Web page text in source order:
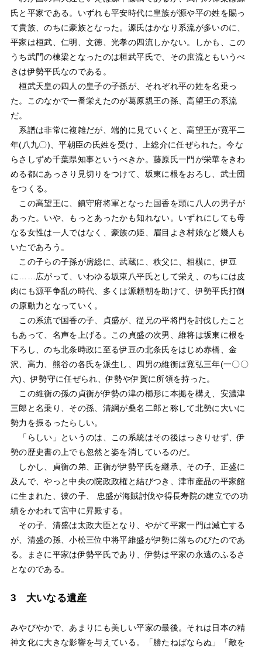
氏と平家である。いずれも平安時代に皇族が源や平の姓を賜っ
て貴族、のちに豪族となった。源氏はかなり系流が多いのに、
平家は桓武、仁明、文徳、光孝の四流しかない。しかも、この
うち武門の棟梁となったのは桓武平氏で、その庶流ともいうべ
きは伊勢平氏なのである。
桓武天皇の四人の皇子の子孫が、それぞれ平の姓を名乗っ
た。このなかで一番栄えたのが葛原親王の孫、高望王の系流
だ。
系譜は非常に複雑だが、端的に見ていくと、高望王が寛平二
年(八九〇)、平朝臣の氏姓を受け、上総介に任ぜられた。今な
らさしずめ千葉県知事というべきか。藤原氏一門が栄華をきわ
める都にあっさり見切りをつけて、坂東に根をおろし、武士団
をつくる。
この高望王に、鎮守府将軍となった国香を頭に八人の男子が
あった。いや、もっとあったかも知れない。いずれにしても母
なる女性は一人ではなく、豪族の姫、眉目よき村娘など幾人も
いたであろう。
この子らの子孫が房総に、武蔵に、秩父に、相模に、伊豆
に……広がって、いわゆる坂東八平氏として栄え、のちには皮
肉にも源平争乱の時代、多くは源頼朝を助けて、伊勢平氏打倒
の原動力となっていく。
この系流で国香の子、貞盛が、従兄の平将門を討伐したこと
もあって、名声を上げる。この貞盛の次男、維将は坂東に根を
下ろし、のち北条時政に至る伊豆の北条氏をはじめ赤橋、金
沢、高力、熊谷の各氏を派生し、四男の維衡は寛弘三年(一〇〇
六)、伊勢守に任ぜられ、伊勢や伊賀に所領を持った。
この維衡の孫の貞衡が伊勢の津の櫛形に本拠を構え、安濃津
三郎と名乗り、その孫、清綱が桑名二郎と称して北勢に大いに
勢力を振るったらしい。
「らしい」というのは、この系統はその後はっきりせず、伊
勢の歴史書の上でも忽然と姿を消しているのだ。
しかし、貞衡の弟、正衡が伊勢平氏を継承、その子、正盛に
及んで、やっと中央の院政政権と結びつき、津市産品の平家館
に生まれた、彼の子、 忠盛が海賊討伐や得長寿院の建立での功
績をかわれて宮中に昇殿する。
その子、清盛は太政大臣となり、やがて平家一門は滅亡する
が、清盛の孫、小松三位中将平維盛が伊勢に落ちのびたのであ
る。まさに平家は伊勢平氏であり、伊勢は平家の永遠のふるさ
となのである。
3 大いなる遺産
みやびやかで、あまりにも美しい平家の最後。それは日本の精
神文化に大きな影響を与えている。「勝たねばならぬ」「敵を